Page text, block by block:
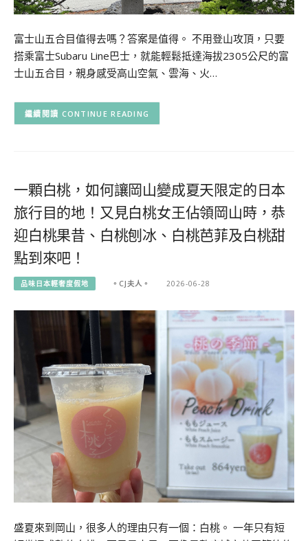
富士山五合目值得去嗎？答案是值得。 不用登山攻頂，只要
搭乘富士Subaru Line巴士，就能輕鬆抵達海拔2305公尺的富
士山五合目，親身感受高山空氣、雲海、火…
CONTINUE READING
一顆白桃，如何讓岡山變成夏天限定的日本
旅行目的地！又見白桃女王佔領岡山時，恭
迎白桃果昔、白桃刨冰、白桃芭菲及白桃甜
點到來吧！
品味日本輕奢度假地 。CJ夫人。 2026-06-28
盛夏來到岡山，很多人的理由只有一個：白桃。 一年只有短